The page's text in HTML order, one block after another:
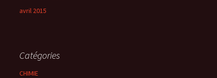
avril 2015
Catégories
CHIMIE